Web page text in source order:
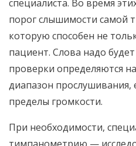
специалиста. Во время
порог слышимости самой
которую способен не
пациент. Слова надо
проверки определяются
диапазон прослушивания,
пределы громкости.
При необходимости,